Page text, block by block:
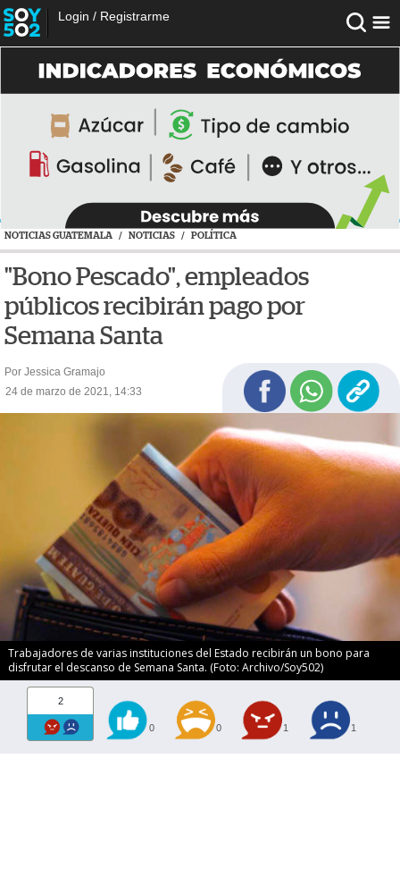
Login / Registrarme
NOTICIAS GUATEMALA / NOTICIAS / POLÍTICA
"Bono Pescado", empleados
públicos recibirán pago por
Semana Santa
Por Jessica Gramajo
24 de marzo de 2021, 14:33
Trabajadores de varias instituciones del Estado recibirán un bono para
disfrutar el descanso de Semana Santa. (Foto: Archivo/Soy502)
2
0 0 1 1